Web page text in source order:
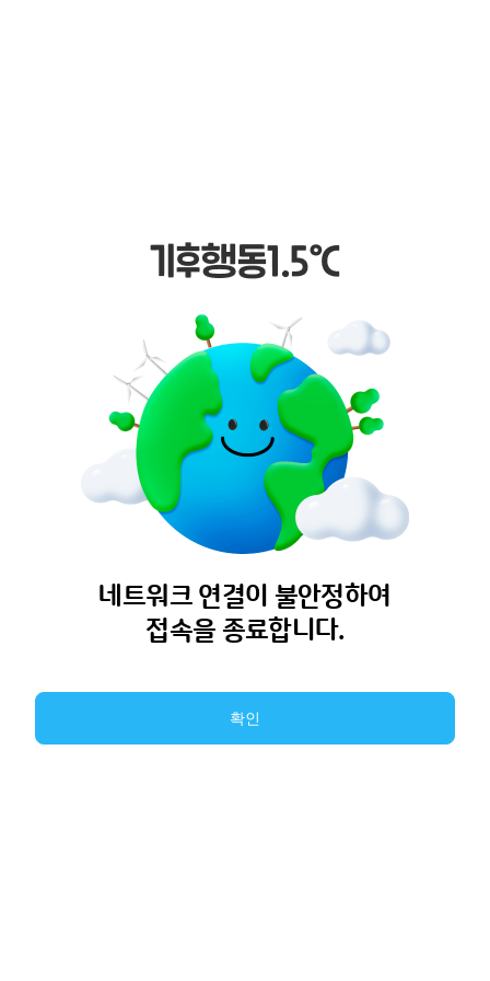
네트워크 연결이 불안정하여
접속을 종료합니다.
확인